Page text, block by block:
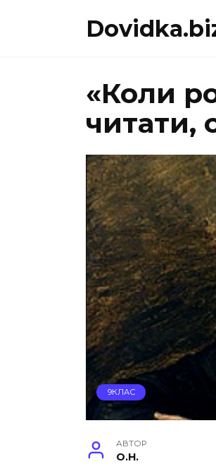
«Коли
читати,
9КЛАС
АВТОР
O.H.